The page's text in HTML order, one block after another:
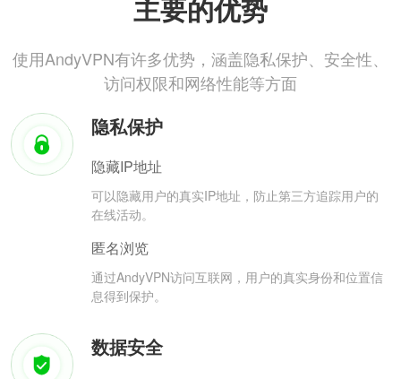
主要的优势
使用AndyVPN有许多优势，涵盖隐私保护、安全性、
访问权限和网络性能等方面
隐私保护
隐藏IP地址
可以隐藏用户的真实IP地址，防止第三方追踪用户的
在线活动。
匿名浏览
通过AndyVPN访问互联网，用户的真实身份和位置信
息得到保护。
数据安全